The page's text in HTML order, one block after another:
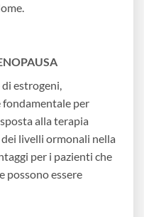
estrogeni,
per
alla terapia
livelli ormonali nella
per i pazienti che
possono essere